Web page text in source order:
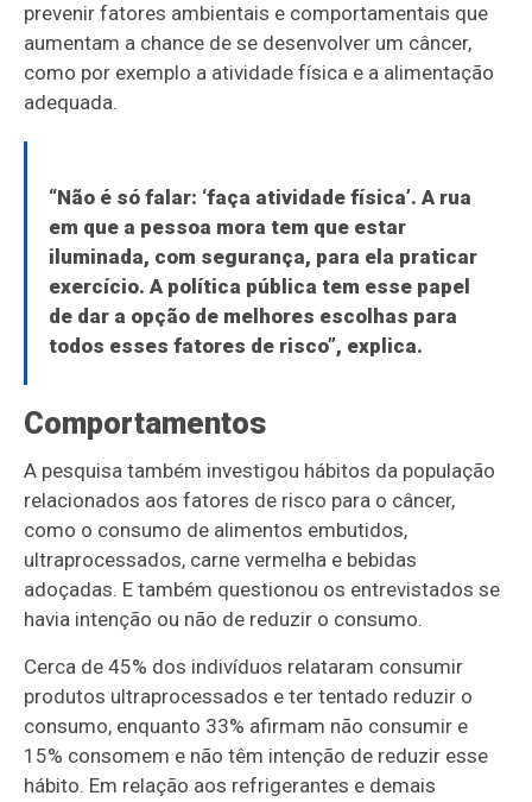
prevenir fatores ambientais e comportamentais que
aumentam a chance de se desenvolver um câncer,
como por exemplo a atividade física e a alimentação
adequada.
“Não é só falar: ‘faça atividade física’. A rua
em que a pessoa mora tem que estar
iluminada, com segurança, para ela praticar
exercício. A política pública tem esse papel
de dar a opção de melhores escolhas para
todos esses fatores de risco”, explica.
Comportamentos
A pesquisa também investigou hábitos da população
relacionados aos fatores de risco para o câncer,
como o consumo de alimentos embutidos,
ultraprocessados, carne vermelha e bebidas
adoçadas. E também questionou os entrevistados se
havia intenção ou não de reduzir o consumo.
Cerca de 45% dos indivíduos relataram consumir
produtos ultraprocessados e ter tentado reduzir o
consumo, enquanto 33% afirmam não consumir e
15% consomem e não têm intenção de reduzir esse
hábito. Em relação aos refrigerantes e demais